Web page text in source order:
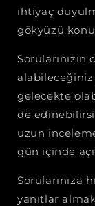
ihtiyaç
gökyüzü
gelecekte
de
uzun
gün içinde
Sorularınıza
yanıtlar